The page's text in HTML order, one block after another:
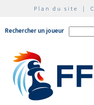
Plan du site |
Rechercher un joueur